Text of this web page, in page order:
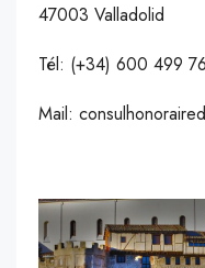
47003 Valladolid
Tél: (+34) 600 499
Mail: